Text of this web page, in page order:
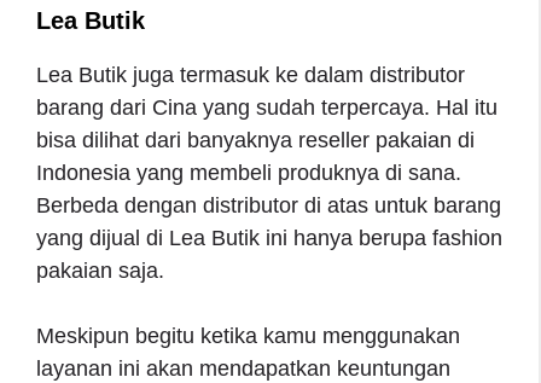
Lea Butik
Lea Butik juga termasuk ke dalam distributor
barang dari Cina yang sudah terpercaya. Hal itu
bisa dilihat dari banyaknya reseller pakaian di
Indonesia yang membeli produknya di sana.
Berbeda dengan distributor di atas untuk barang
yang dijual di Lea Butik ini hanya berupa fashion
pakaian saja.
Meskipun begitu ketika kamu menggunakan
layanan ini akan mendapatkan keuntungan